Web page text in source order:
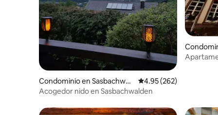
Condominio en Sasbachwal
den
Calificación promedio:
4.95 (262)
Acogedor nido en Sasbachwalden
h